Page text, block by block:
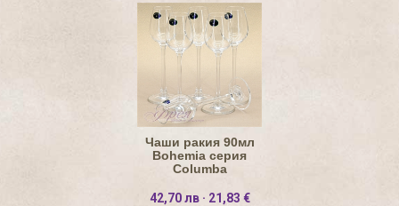
Чаши ракия 90мл
Bohemia серия
Columba
42,70 лв · 21,83 €